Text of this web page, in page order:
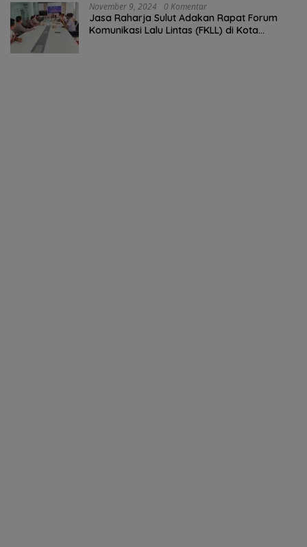
November 9, 2024 0 Komentar
Jasa Raharja Sulut Adakan Rapat Forum
Komunikasi Lalu Lintas (FKLL) di Kota